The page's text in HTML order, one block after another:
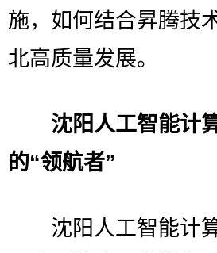
施，如何结合昇腾技
北高质量发展。
沈阳人工智能计
的“领航者”
沈阳人工智能计算